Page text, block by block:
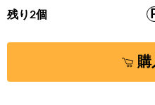
残り2個
購